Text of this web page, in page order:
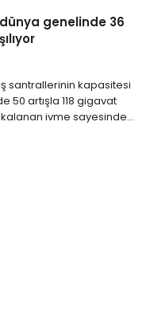
genelinde 36
santrallerinin kapasitesi
50 artışla 118 gigavat
ivme sayesinde…